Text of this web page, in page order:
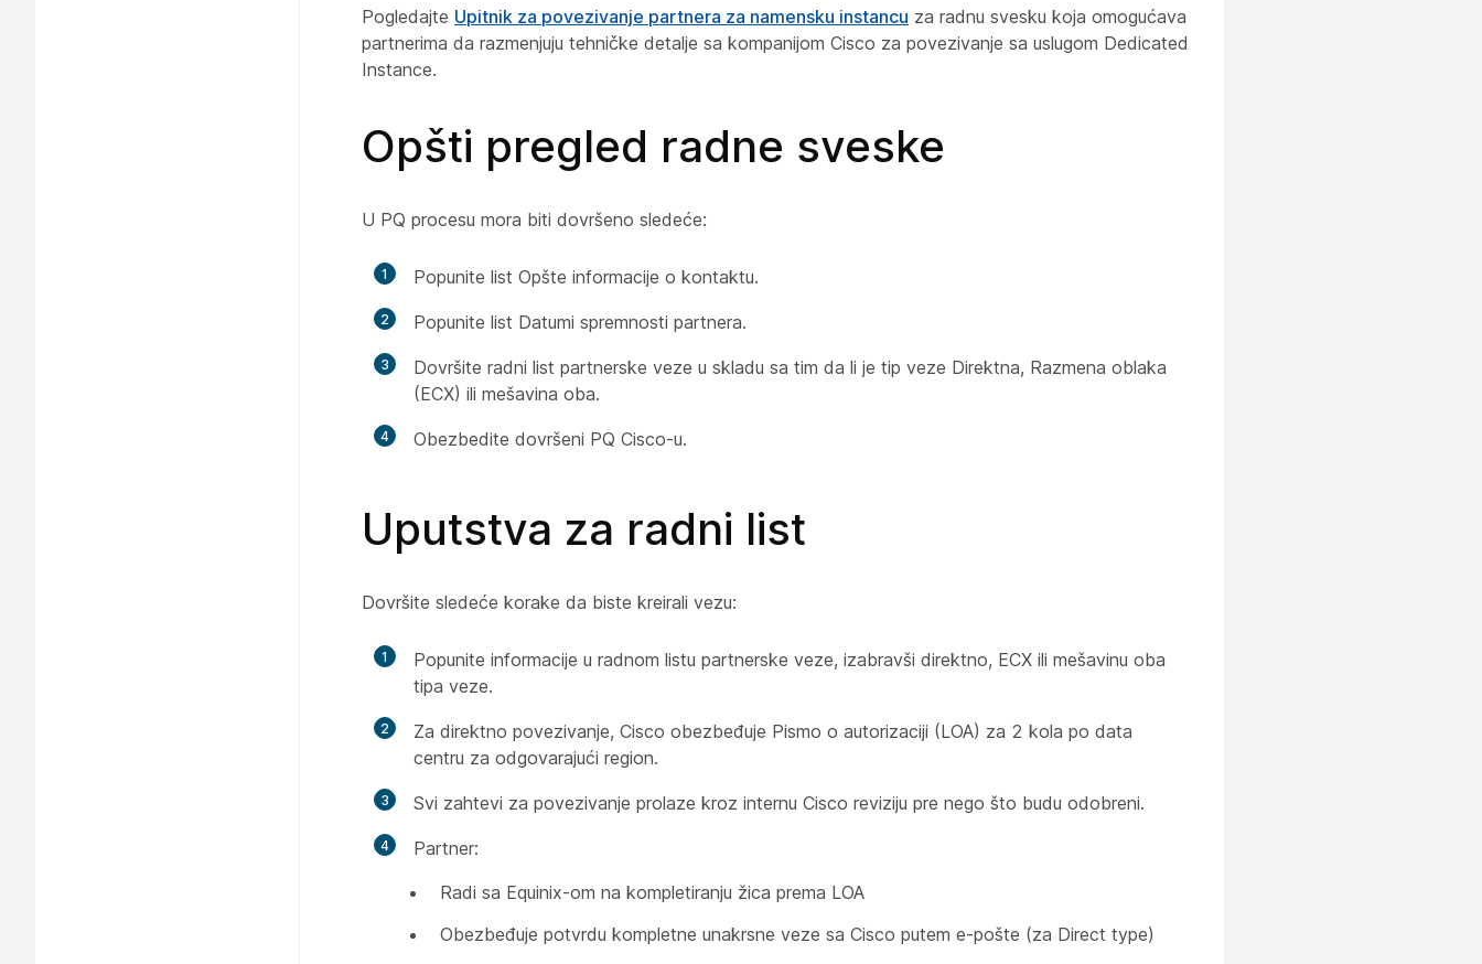
Pogledajte Upitnik za povezivanje partnera za namensku instancu za radnu svesku koja omogućava
partnerima da razmenjuju tehničke detalje sa kompanijom Cisco za povezivanje sa uslugom Dedicated
Instance.
Opšti pregled radne sveske
U PQ procesu mora biti dovršeno sledeće:
1 Popunite list Opšte informacije o kontaktu.
2 Popunite list Datumi spremnosti partnera.
3
Dovršite radni list partnerske veze u skladu sa tim da li je tip veze Direktna, Razmena oblaka
(ECX) ili mešavina oba.
4 Obezbedite dovršeni PQ Cisco-u.
Uputstva za radni list
Dovršite sledeće korake da biste kreirali vezu:
1
Popunite informacije u radnom listu partnerske veze, izabravši direktno, ECX ili mešavinu oba
tipa veze.
2
Za direktno povezivanje, Cisco obezbeđuje Pismo o autorizaciji (LOA) za 2 kola po data
centru za odgovarajući region.
3 Svi zahtevi za povezivanje prolaze kroz internu Cisco reviziju pre nego što budu odobreni.
4
Partner:
Radi sa Equinix-om na kompletiranju žica prema LOA
Obezbeđuje potvrdu kompletne unakrsne veze sa Cisco putem e-pošte (za Direct type)